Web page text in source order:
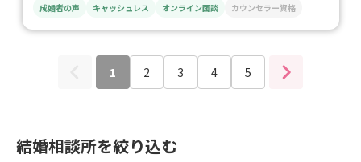
成婚者の声 キャッシュレス オンライン面談 カウンセラー資格
1 2 3 4 5
結婚相談所を絞り込む